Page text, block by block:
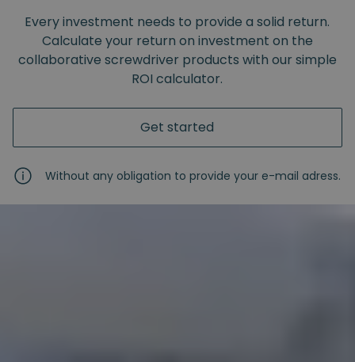
Every investment needs to provide a solid return.
Calculate your return on investment on the
collaborative screwdriver products with our simple
ROI calculator.
Get started
Without any obligation to provide your e-mail adress.